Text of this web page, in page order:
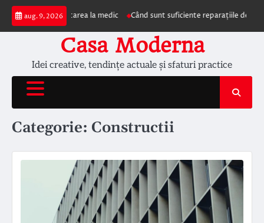
Skip
content
aug. 9, 2026
la medic Când sunt suficiente reparațiile de acoperiș și
Casa Moderna
Idei creative, tendințe actuale și sfaturi practice
Categorie: Constructii